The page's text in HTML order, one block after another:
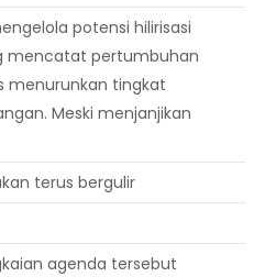
potensi hilirisasi
mencatat pertumbuhan
menurunkan tingkat
Meski menjanjikan
terus bergulir
agenda tersebut